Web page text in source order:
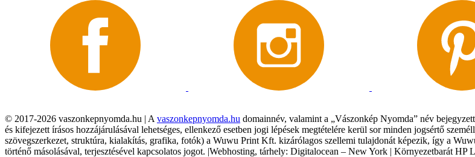
© 2017-2026 vaszonkepnyomda.hu | A vaszonkepnyomda.hu domainnév, valamint a „Vászonkép Nyomda” név
és kifejezett írásos hozzájárulásával lehetséges, ellenkező esetben jogi lépések megtételére kerül sor minden jogsértő
szövegszerkezet, struktúra, kialakítás, grafika, fotók) a Wuwu Print Kft. kizárólagos szellemi tulajdonát képezik, így a
történő másolásával, terjesztésével kapcsolatos jogot. |Webhosting, tárhely: Digitalocean – New York | Környezetbarát